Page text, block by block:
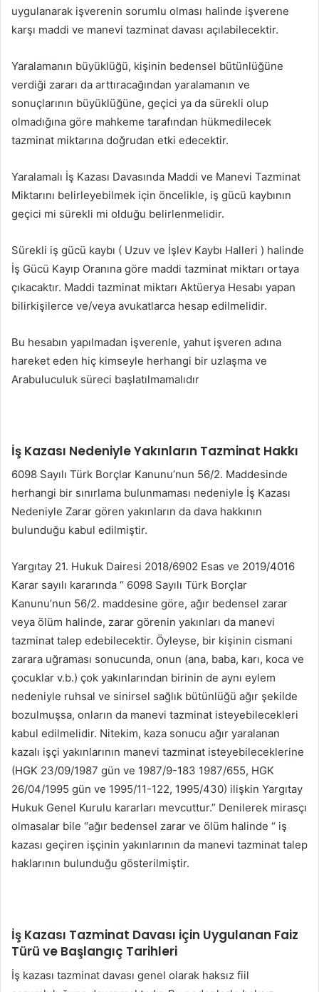
uygulanarak işverenin sorumlu olması halinde işverene
karşı maddi ve manevi tazminat davası açılabilecektir.
Yaralamanın büyüklüğü, kişinin bedensel bütünlüğüne
verdiği zararı da arttıracağından yaralamanın ve
sonuçlarının büyüklüğüne, geçici ya da sürekli olup
olmadığına göre mahkeme tarafından hükmedilecek
tazminat miktarına doğrudan etki edecektir.
Yaralamalı İş Kazası Davasında Maddi ve Manevi Tazminat
Miktarını belirleyebilmek için öncelikle, iş gücü kaybının
geçici mi sürekli mi olduğu belirlenmelidir.
Sürekli iş gücü kaybı ( Uzuv ve İşlev Kaybı Halleri ) halinde
İş Gücü Kayıp Oranına göre maddi tazminat miktarı ortaya
çıkacaktır. Maddi tazminat miktarı Aktüerya Hesabı yapan
bilirkişilerce ve/veya avukatlarca hesap edilmelidir.
Bu hesabın yapılmadan işverenle, yahut işveren adına
hareket eden hiç kimseyle herhangi bir uzlaşma ve
Arabuluculuk süreci başlatılmamalıdır
İş Kazası Nedeniyle Yakınların Tazminat Hakkı
6098 Sayılı Türk Borçlar Kanunu’nun 56/2. Maddesinde
herhangi bir sınırlama bulunmaması nedeniyle İş Kazası
Nedeniyle Zarar gören yakınların da dava hakkının
bulunduğu kabul edilmiştir.
Yargıtay 21. Hukuk Dairesi 2018/6902 Esas ve 2019/4016
Karar sayılı kararında “ 6098 Sayılı Türk Borçlar
Kanunu’nun 56/2. maddesine göre, ağır bedensel zarar
veya ölüm halinde, zarar görenin yakınları da manevi
tazminat talep edebilecektir. Öyleyse, bir kişinin cismani
zarara uğraması sonucunda, onun (ana, baba, karı, koca ve
çocuklar v.b.) çok yakınlarından birinin de aynı eylem
nedeniyle ruhsal ve sinirsel sağlık bütünlüğü ağır şekilde
bozulmuşsa, onların da manevi tazminat isteyebilecekleri
kabul edilmelidir. Nitekim, kaza sonucu ağır yaralanan
kazalı işçi yakınlarının manevi tazminat isteyebileceklerine
(HGK 23/09/1987 gün ve 1987/9-183 1987/655, HGK
26/04/1995 gün ve 1995/11-122, 1995/430) ilişkin Yargıtay
Hukuk Genel Kurulu kararları mevcuttur.” Denilerek mirasçı
olmasalar bile “ağır bedensel zarar ve ölüm halinde “ iş
kazası geçiren işçinin yakınlarının da manevi tazminat talep
haklarının bulunduğu gösterilmiştir.
İş Kazası Tazminat Davası için Uygulanan Faiz
Türü ve Başlangıç Tarihleri
İş kazası tazminat davası genel olarak haksız fiil